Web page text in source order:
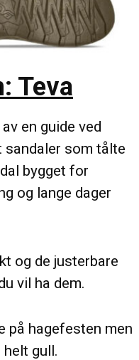
Teva
en guide ved
sandaler som tålte
bygget for
og lange dager
og de justerbare
vil ha dem.
på hagefesten men
gull.